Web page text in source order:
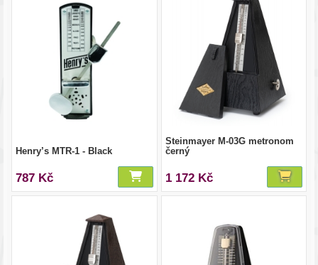
Henry’s MTR-1 - Black
787 Kč
Steinmayer M-03G metronom
černý
1 172 Kč